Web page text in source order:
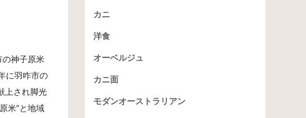
の神子原米
に羽咋市の
上され脚光
米”と地域
カニ
洋食
オーベルジュ
カニ面
モダンオーストラリアン